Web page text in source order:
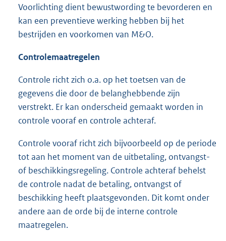
Voorlichting dient bewustwording te bevorderen en
kan een preventieve werking hebben bij het
bestrijden en voorkomen van M&O.
Controlemaatregelen
Controle richt zich o.a. op het toetsen van de
gegevens die door de belanghebbende zijn
verstrekt. Er kan onderscheid gemaakt worden in
controle vooraf en controle achteraf.
Controle vooraf richt zich bijvoorbeeld op de periode
tot aan het moment van de uitbetaling, ontvangst-
of beschikkingsregeling. Controle achteraf behelst
de controle nadat de betaling, ontvangst of
beschikking heeft plaatsgevonden. Dit komt onder
andere aan de orde bij de interne controle
maatregelen.